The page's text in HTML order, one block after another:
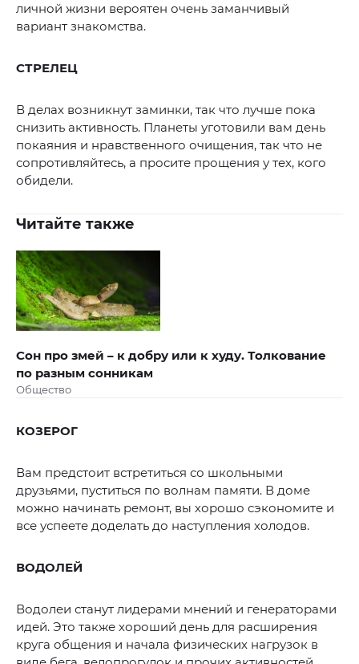
личной жизни вероятен очень заманчивый
вариант знакомства.
СТРЕЛЕЦ
В делах возникнут заминки, так что лучше пока
снизить активность. Планеты уготовили вам день
покаяния и нравственного очищения, так что не
сопротивляйтесь, а просите прощения у тех, кого
обидели.
Читайте также
Сон про змей – к добру или к худу. Толкование
по разным сонникам
Общество
КОЗЕРОГ
Вам предстоит встретиться со школьными
друзьями, пуститься по волнам памяти. В доме
можно начинать ремонт, вы хорошо сэкономите и
все успеете доделать до наступления холодов.
ВОДОЛЕЙ
Водолеи станут лидерами мнений и генераторами
идей. Это также хороший день для расширения
круга общения и начала физических нагрузок в